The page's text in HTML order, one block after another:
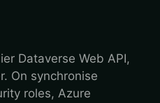
Dataverse Web API,
On synchronise
roles, Azure